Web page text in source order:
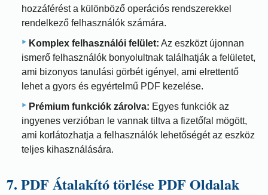
hozzáférést a különböző operációs rendszerekkel
rendelkező felhasználók számára.
Komplex felhasználói felület: Az eszközt újonnan
ismerő felhasználók bonyolultnak találhatják a felületet,
ami bizonyos tanulási görbét igényel, ami elrettentő
lehet a gyors és egyértelmű PDF kezelése.
Prémium funkciók zárolva: Egyes funkciók az
ingyenes verzióban le vannak tiltva a fizetőfal mögött,
ami korlátozhatja a felhasználók lehetőségét az eszköz
teljes kihasználására.
7. PDF Átalakító törlése PDF Oldalak